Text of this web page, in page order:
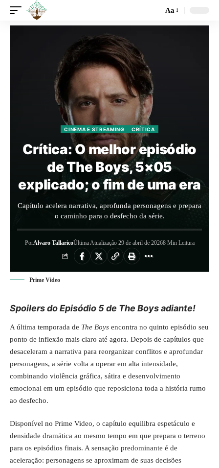
Aa
CINEMA E STREAMING CRÍTICA
Crítica: O melhor episódio
de The Boys, 5×05
explicado; o fim de uma era
Capítulo acelera narrativa, aprofunda personagens e prepara
o caminho para o desfecho da série.
PorAlvaro TallaricoÚltima Atualização 29 de abril de 20268 Min Leitura
Prime Video
Spoilers do Episódio 5 de The Boys adiante!
A última temporada de The Boys encontra no quinto episódio seu
ponto de inflexão mais claro até agora. Depois de capítulos que
desaceleram a narrativa para reorganizar conflitos e aprofundar
personagens, a série volta a operar em alta intensidade,
combinando violência gráfica, sátira e desenvolvimento
emocional em um episódio que reposiciona toda a história rumo
ao desfecho.
Disponível no Prime Video, o capítulo equilibra espetáculo e
densidade dramática ao mesmo tempo em que prepara o terreno
para os episódios finais. A sensação predominante é de
aceleração: personagens se aproximam de suas decisões